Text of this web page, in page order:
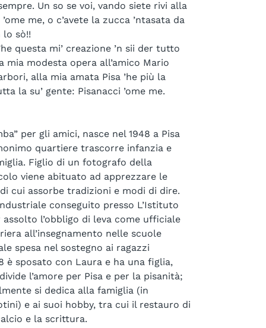
Un so se voi, vando siete rivi alla
me, o c’avete la zucca ’ntasata da
lo sò!!
questa mi’ creazione ’n sii der tutto
mia modesta opera all’amico Mario
alla mia amata Pisa ’he più la
la su’ gente: Pisanacci ’ome me.
per gli amici, nasce nel 1948 a Pisa
quartiere trascorre infanzia e
Figlio di un fotografo della
viene abituato ad apprezzare le
cui assorbe tradizioni e modi di dire.
conseguito presso L’Istituto
l’obbligo di leva come ufficiale
all’insegnamento nelle scuole
spesa nel sostegno ai ragazzi
è sposato con Laura e ha una figlia,
l’amore per Pisa e per la pisanità;
si dedica alla famiglia (in
e ai suoi hobby, tra cui il restauro di
e la scrittura.